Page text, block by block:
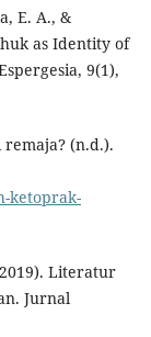
E. A., &
as Identity of
9(1),
(n.d.).
ketoprak-
Literatur
Jurnal